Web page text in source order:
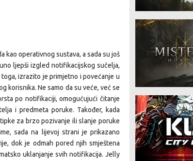
kao operativnog sustava, a sada su još
ljepši izgled notifikacijskog sučelja,
izrazito je primjetno i povećanje u
korisnika. Ne samo da su veće, već se
po notifikaciji, omogućujući čitanje
i predmeta poruke. Također, kada
za brzo pozivanje ili slanje poruke
sada na lijevoj strani je prikazano
dok je odmah pored njih smještena
uklanjanje svih notifikacija. Jelly